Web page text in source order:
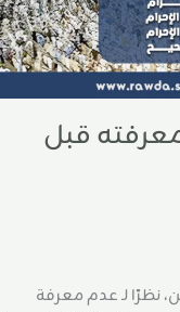
قبل
نظرًا لـ عدم معرفة